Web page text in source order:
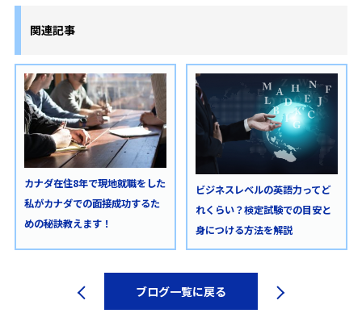
関連記事
カナダ在住8年で現地就職をした
私がカナダでの面接成功するた
めの秘訣教えます！
ビジネスレベルの英語力ってど
れくらい？検定試験での目安と
身につける方法を解説
ブログ一覧に戻る